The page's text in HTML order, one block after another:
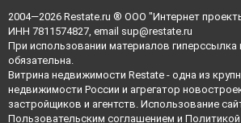
2004—2026 Restate.ru ® ООО "Интернет
ИНН 7811574827, email sup@restate.ru
При использовании материалов гиперссылка
обязательна.
Витрина недвижимости Restate - одна из
недвижимости России и агрегатор
застройщиков и агентств. Использование
Пользовательским соглашением и